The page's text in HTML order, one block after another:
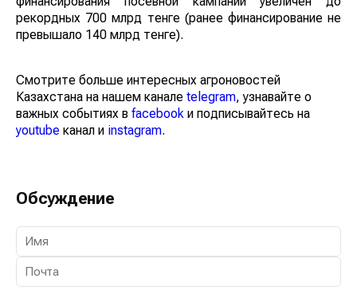
рекордных 700 млрд тенге (ранее финансирование не
превышало 140 млрд тенге).
Смотрите больше интересных агроновостей
Казахстана на нашем канале telegram, узнавайте о
важных событиях в facebook и подписывайтесь на
youtube канал и instagram.
Обсуждение